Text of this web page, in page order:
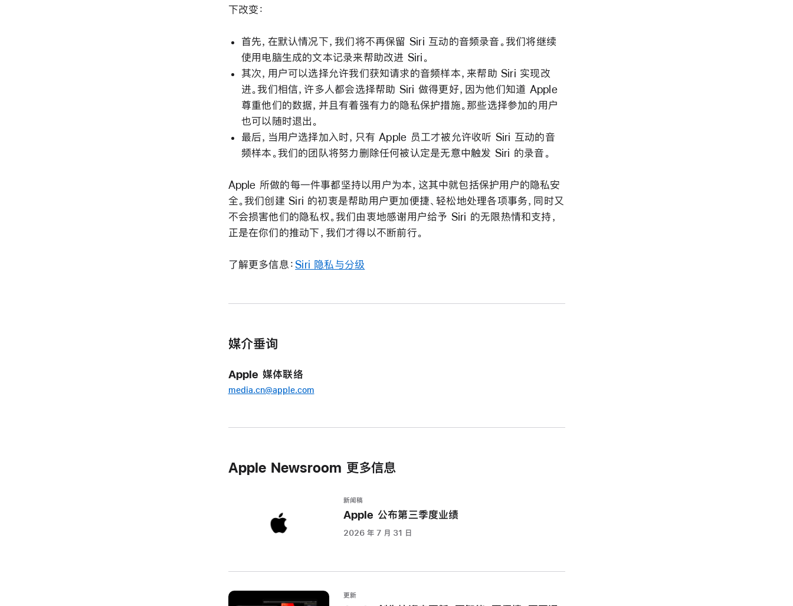
下改变：
首先，在默认情况下，我们将不再保留 Siri 互动的音频录音。我们将继续
使用电脑生成的文本记录来帮助改进 Siri。
其次，用户可以选择允许我们获知请求的音频样本，来帮助 Siri 实现改
进。我们相信，许多人都会选择帮助 Siri 做得更好，因为他们知道 Apple
尊重他们的数据，并且有着强有力的隐私保护措施。那些选择参加的用户
也可以随时退出。
最后，当用户选择加入时，只有 Apple 员工才被允许收听 Siri 互动的音
频样本。我们的团队将努力删除任何被认定是无意中触发 Siri 的录音。
Apple 所做的每一件事都坚持以用户为本，这其中就包括保护用户的隐私安
全。我们创建 Siri 的初衷是帮助用户更加便捷、轻松地处理各项事务，同时又
不会损害他们的隐私权。我们由衷地感谢用户给予 Siri 的无限热情和支持，
正是在你们的推动下，我们才得以不断前行。
了解更多信息：Siri 隐私与分级
媒介垂询
Apple 媒体联络
media.cn@apple.com
Apple Newsroom 更多信息
新闻稿
Apple 公布第三季度业绩
2026 年 7 月 31 日
更新